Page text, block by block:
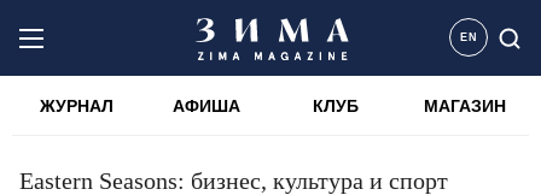
EN
ЖУРНАЛ АФИША КЛУБ МАГАЗИН
Eastern Seasons: бизнес, культура и спорт